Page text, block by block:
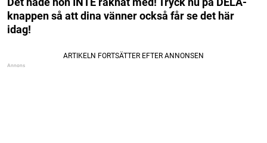
knappen så att dina vänner också får se det här
idag!